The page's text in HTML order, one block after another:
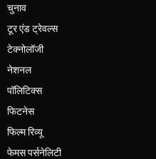
चुनाव
टूर एंड ट्रेवल्स
टेक्नोलॉजी
नेशनल
पॉलिटिक्स
फिटनेस
फिल्म रिव्यू
फेमस पर्सनेलिटी